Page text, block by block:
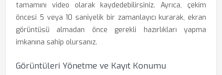
tamamını video olarak kaydedebilirsiniz. Ayrıca, çekim
öncesi 5 veya 10 saniyelik bir zamanlayıcı kurarak, ekran
görüntüsü almadan önce gerekli hazırlıkları yapma
imkanına sahip olursanız.
Görüntüleri Yönetme ve Kayıt Konumu